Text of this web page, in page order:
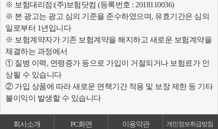
※ 보험대리점:(주)보험닷컴 (등록번호 : 2018110036)
※ 본 광고는 광고 심의 기준을 준수하였으며, 유효기간은 심의
일로부터 1년입니다
※ 보험계약자가 기존 보험계약을 해지하고 새로운 보험계약을
체결하는 과정에서
① 질병 이력, 연령증가 등으로 가입이 거절되거나 보험료가 인
상될 수 있습니다
② 가입 상품에 따라 새로운 면책기간 적용 및 보장 제한 등 기타
불이익이 발생할 수 있습니다
회사소개 PC화면 이용약관 개인정보취급방침